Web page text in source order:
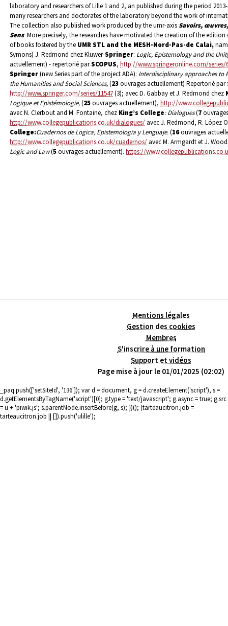
laboratory and researchers of Lille 1 and 2, an published during the period
many researchers and doctorates of the laboratory beyond the work of
The collection also published work produced by the umr-axis Savoirs,
Sens More precisely, the researches have motivated the creation of the
of books fostered by the UMR STL and the MESH-Nord-Pas-de Calai,
Symons) J. Redmond chez Kluwer-Springer: Logic, Epistemology and the
actuellement) - repertorié parSCOPUS, http://www.springeronline.com/series/
Springer(new Series part of the project ADA): Interdisciplinary approaches to
the Humanities and Social Sciences,(23ouvrages actuellement) Repertorié par
http://www.springer.com/series/11547(3); avec D. Gabbay et J. Redmond chez
Logique et Epistémologie,(25ouvrages actuellement), http://
avec N. Clerbout and M. Fontaine, chez King’s College: Dialogues(7
http://www.collegepublications.co.uk/dialogues/ avec J. Redmond, R. López
College:Cuadernos de Logica, Epistemologia y Lenguaje.(16ouvrages
http://www.collegepublications.co.uk/cuadernos/ avec M. Armgardt et J.
Logic and Law(5ouvrages actuellement). https://
Mentions légales
Gestion des cookies
Membres
S'inscrire à une formation
Support et vidéos
Page mise à jour le 01/01/2025 (02:02)